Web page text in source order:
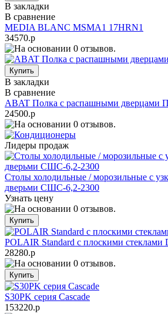
В закладки
В сравнение
MEDIA BLANC MSMA1 17HRN1
34570.р
В закладки
В сравнение
ABAT Полка с распашными дверцами
24500.р
Лидеры продаж
Столы холодильные / морозильные с
дверьми СШС-6,2-2300
Узнать цену
POLAIR Standard с плоскими стеклами
28280.р
S30PK серия Cascade
153220.р